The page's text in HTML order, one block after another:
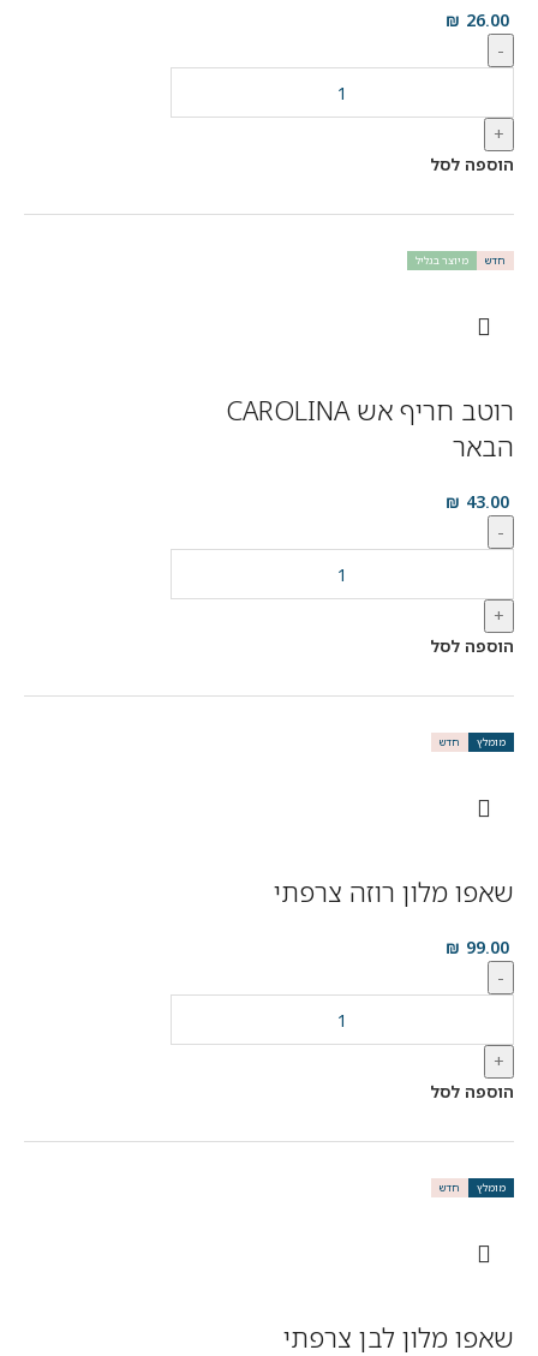
26.00
₪
-
+
הוספה לסל
חדש מיוצר בגליל
רוטב חריף אש CAROLINA
הבאר
43.00
₪
-
+
הוספה לסל
מומלץ חדש
שאפו מלון רוזה צרפתי
99.00
₪
-
+
הוספה לסל
מומלץ חדש
שאפו מלון לבן צרפתי